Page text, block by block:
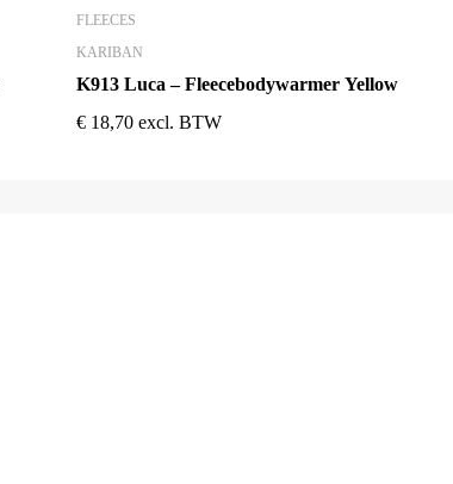
FLEECES
KARIBAN
K913 Luca – Fleecebodywarmer Yellow
€ 18,70 excl. BTW